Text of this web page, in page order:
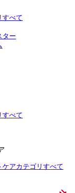
すべて
ター
すべて
アカテゴリすべて